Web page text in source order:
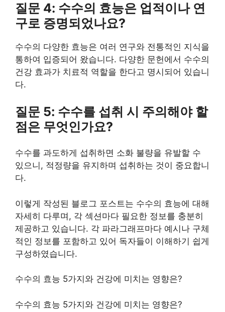
질문 4: 수수의 효능은 업적이나 연
구로 증명되었나요?
수수의 다양한 효능은 여러 연구와 전통적인 지식을
통하여 입증되어 왔습니다. 다양한 문헌에서 수수의
건강 효과가 치료적 역할을 한다고 명시되어 있습니
다.
질문 5: 수수를 섭취 시 주의해야 할
점은 무엇인가요?
수수를 과도하게 섭취하면 소화 불량을 유발할 수
있으니, 적정량을 유지하며 섭취하는 것이 중요합니
다.
이렇게 작성된 블로그 포스트는 수수의 효능에 대해
자세히 다루며, 각 섹션마다 필요한 정보를 충분히
제공하고 있습니다. 각 파라그래프마다 예시나 구체
적인 정보를 포함하고 있어 독자들이 이해하기 쉽게
구성하였습니다.
수수의 효능 5가지와 건강에 미치는 영향은?
수수의 효능 5가지와 건강에 미치는 영향은?